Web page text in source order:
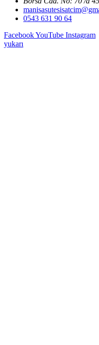
0543 631 90 64
FacebookYouTube Instagram
yukarı